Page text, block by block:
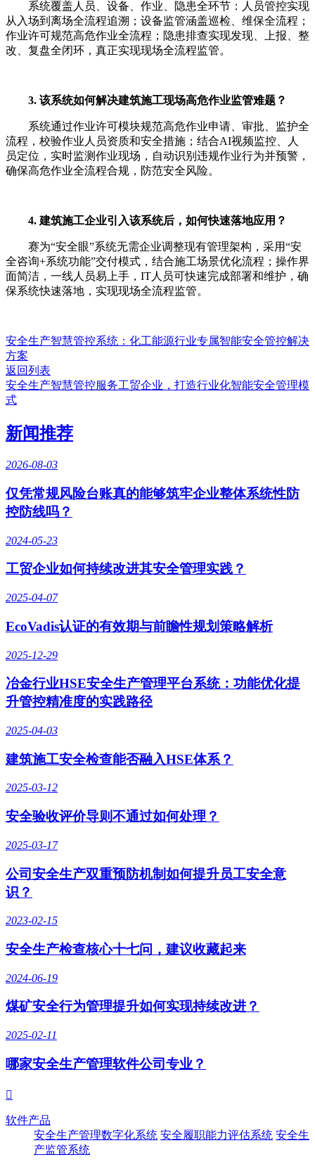
系统覆盖人员、设备、作业、隐患全环节：人员管控实现
从入场到离场全流程追溯；设备监管涵盖巡检、维保全流程；
作业许可规范高危作业全流程；隐患排查实现发现、上报、整
改、复盘全闭环，真正实现现场全流程监管。
3. 该系统如何解决建筑施工现场高危作业监管难题？
系统通过作业许可模块规范高危作业申请、审批、监护全
流程，校验作业人员资质和安全措施；结合AI视频监控、人
员定位，实时监测作业现场，自动识别违规作业行为并预警，
确保高危作业全流程合规，防范安全风险。
4. 建筑施工企业引入该系统后，如何快速落地应用？
赛为“安全眼”系统无需企业调整现有管理架构，采用“安
全咨询+系统功能”交付模式，结合施工场景优化流程；操作界
面简洁，一线人员易上手，IT人员可快速完成部署和维护，确
保系统快速落地，实现现场全流程监管。
安全生产智慧管控系统：化工能源行业专属智能安全管控解决
方案
返回列表
安全生产智慧管控服务工贸企业，打造行业化智能安全管理模
式
新闻推荐
2026-08-03
仅凭常规风险台账真的能够筑牢企业整体系统性防
控防线吗？
2024-05-23
工贸企业如何持续改进其安全管理实践？
2025-04-07
EcoVadis认证的有效期与前瞻性规划策略解析
2025-12-29
冶金行业HSE安全生产管理平台系统：功能优化提
升管控精准度的实践路径
2025-04-03
建筑施工安全检查能否融入HSE体系？
2025-03-12
安全验收评价导则不通过如何处理？
2025-03-17
公司安全生产双重预防机制如何提升员工安全意
识？
2023-02-15
安全生产检查核心十七问，建议收藏起来
2024-06-19
煤矿安全行为管理提升如何实现持续改进？
2025-02-11
哪家安全生产管理软件公司专业？

软件产品
安全生产管理数字化系统 安全履职能力评估系统 安全生
产监管系统